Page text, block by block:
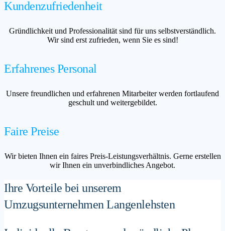
Kundenzufriedenheit
Gründlichkeit und Professionalität sind für uns selbstverständlich.
Wir sind erst zufrieden, wenn Sie es sind!
Erfahrenes Personal
Unsere freundlichen und erfahrenen Mitarbeiter werden fortlaufend
geschult und weitergebildet.
Faire Preise
Wir bieten Ihnen ein faires Preis-Leistungsverhältnis. Gerne erstellen
wir Ihnen ein unverbindliches Angebot.
Ihre Vorteile bei unserem
Umzugsunternehmen Langenlehsten